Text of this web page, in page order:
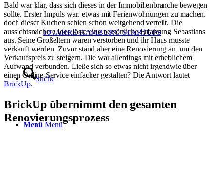
10 JAHRE HAMBURG STARTUPS
Suche
Menü Menü
Bald war klar, dass sich dieses in der Immobilienbranche bewegen
sollte. Erster Impuls war, etwas mit Ferienwohnungen zu machen,
doch dieser Kuchen schien schon weitgehend verteilt. Die
aussichtsreichere Idee löste eine persönliche Erfahrung Sebastians
aus. Seine Großeltern waren verstorben und ihr Haus musste
verkauft werden. Zuvor stand aber eine Renovierung an, um den
Verkaufspreis zu steigern. Die war allerdings mit erheblichem
Aufwand verbunden. Ließe sich so etwas nicht irgendwie über
einen Online-Service einfacher gestalten? Die Antwort lautet
BrickUp.
BrickUp übernimmt den gesamten
Renovierungsprozess